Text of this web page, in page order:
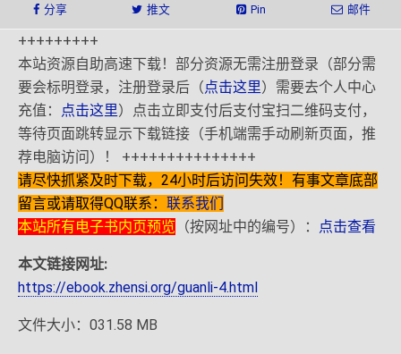
分享 推文 Pin 邮件
+++++++++
本站资源自助高速下载！部分资源无需注册登录（部分需
要会标明登录，注册登录后（点击这里）需要去个人中心
充值：
点击这里）点击立即支付后支付宝扫二维码支付，
等待页面跳转显示下载链接（手机端需手动刷新页面，推
荐电脑访问）！ +++++++++++++++
请尽快抓紧及时下载，24小时后访问失效！有事文章底部
留言或请取得QQ联系： 联系我们
本站所有电子书内页预览 （按网址中的编号）： 点击查看
本文链接网址:
https://ebook.zhensi.org/guanli-4.html
文件大小：031.58 MB